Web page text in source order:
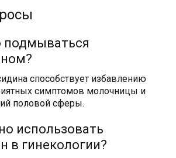
подмываться
способствует избавлению
симптомов молочницы и
половой сферы.
использовать
в гинекологии?